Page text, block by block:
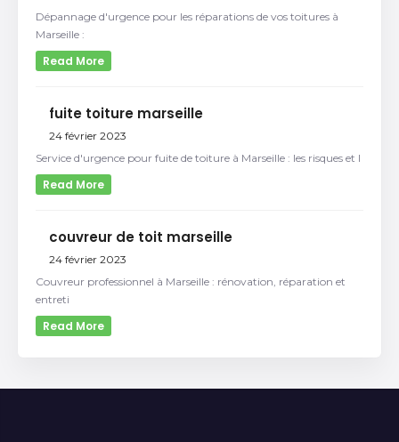
Dépannage d'urgence pour les réparations de vos toitures à
Marseille :
Read More
fuite toiture marseille
24 février 2023
Service d'urgence pour fuite de toiture à Marseille : les risques et l
Read More
couvreur de toit marseille
24 février 2023
Couvreur professionnel à Marseille : rénovation, réparation et
entreti
Read More